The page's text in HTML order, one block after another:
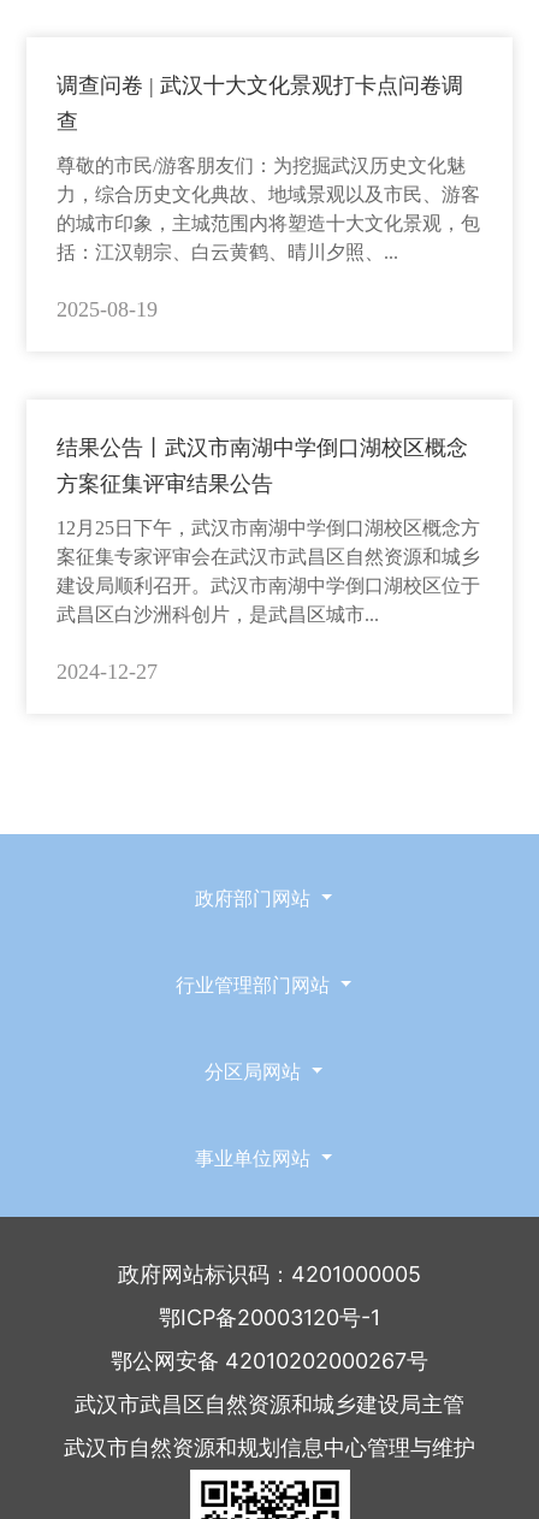
调查问卷 | 武汉十大文化景观打卡点问卷调
查
尊敬的市民/游客朋友们：为挖掘武汉历史文化魅
力，综合历史文化典故、地域景观以及市民、游客
的城市印象，主城范围内将塑造十大文化景观，包
括：江汉朝宗、白云黄鹤、晴川夕照、...
2025-08-19
结果公告丨武汉市南湖中学倒口湖校区概念
方案征集评审结果公告
12月25日下午，武汉市南湖中学倒口湖校区概念方
案征集专家评审会在武汉市武昌区自然资源和城乡
建设局顺利召开。武汉市南湖中学倒口湖校区位于
武昌区白沙洲科创片，是武昌区城市...
2024-12-27
政府部门网站
行业管理部门网站
分区局网站
事业单位网站
政府网站标识码：4201000005
鄂ICP备20003120号-1
鄂公网安备 42010202000267号
武汉市武昌区自然资源和城乡建设局主管
武汉市自然资源和规划信息中心管理与维护